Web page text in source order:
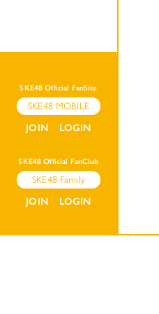
SKE48 Official FanSite
SKE48 MOBILE
JOIN
LOGIN
SKE48 Official FanClub
SKE48 Family
JOIN
LOGIN